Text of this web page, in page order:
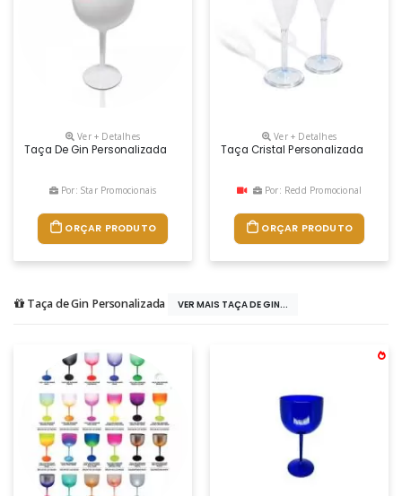
Ver + Detalhes
Taça De Gin Personalizada
Por: Star Promocionais
ORÇAR PRODUTO
Ver + Detalhes
Taça Cristal Personalizada
Por: Redd Promocional
ORÇAR PRODUTO
Taça de Gin Personalizada VER MAIS TAÇA DE GIN...